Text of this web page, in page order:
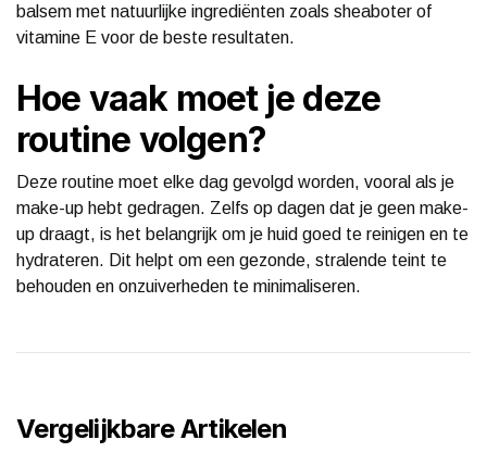
balsem met natuurlijke ingrediënten zoals sheaboter of
vitamine E voor de beste resultaten.
Hoe vaak moet je deze
routine volgen?
Deze routine moet elke dag gevolgd worden, vooral als je
make-up hebt gedragen. Zelfs op dagen dat je geen make-
up draagt, is het belangrijk om je huid goed te reinigen en te
hydrateren. Dit helpt om een gezonde, stralende teint te
behouden en onzuiverheden te minimaliseren.
Vergelijkbare Artikelen